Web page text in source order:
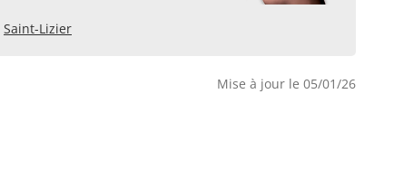
Saint-Lizier
Mise à jour le 05/01/26